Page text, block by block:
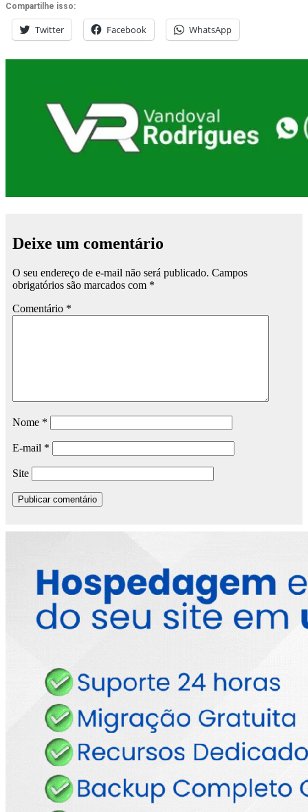
Compartilhe isso:
Twitter Facebook WhatsApp
Deixe um comentário
O seu endereço de e-mail não será publicado. Campos
obrigatórios são marcados com *
Comentário *
Nome *
E-mail *
Site